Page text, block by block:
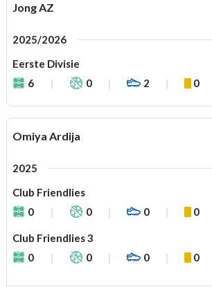
Jong AZ
2025/2026
Eerste Divisie
6
0 2 0
Omiya Ardija
2025
Club Friendlies
0
0 0 0
Club Friendlies 3
0
0 0 0